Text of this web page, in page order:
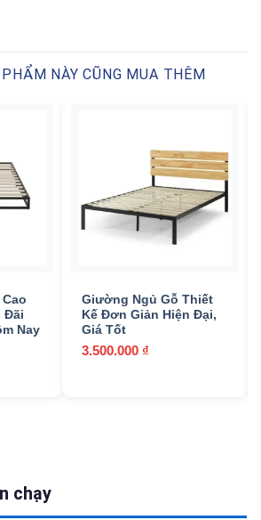
NÀY CŨNG MUA THÊM
Đãi
Nay
Giường Ngủ Gỗ Thiết
Kế Đơn Giản Hiện Đại,
Giá Tốt
3.500.000 ₫
chạy